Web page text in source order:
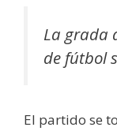
La grada
de fútbol
El partido se